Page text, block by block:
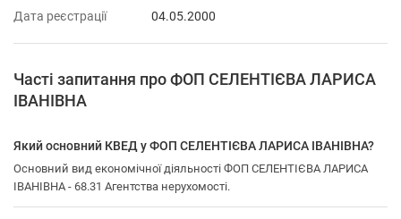
Дата реєстрації
04.05.2000
Часті запитання про ФОП СЕЛЕНТІЄВА ЛАРИСА
ІВАНІВНА
Який основний КВЕД у ФОП СЕЛЕНТІЄВА ЛАРИСА ІВАНІВНА?
Основний вид економічної діяльності ФОП СЕЛЕНТІЄВА ЛАРИСА
ІВАНІВНА - 68.31 Агентства нерухомості.